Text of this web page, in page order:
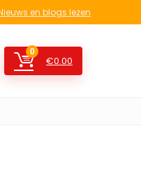
en blogs lezen
0
€0.00